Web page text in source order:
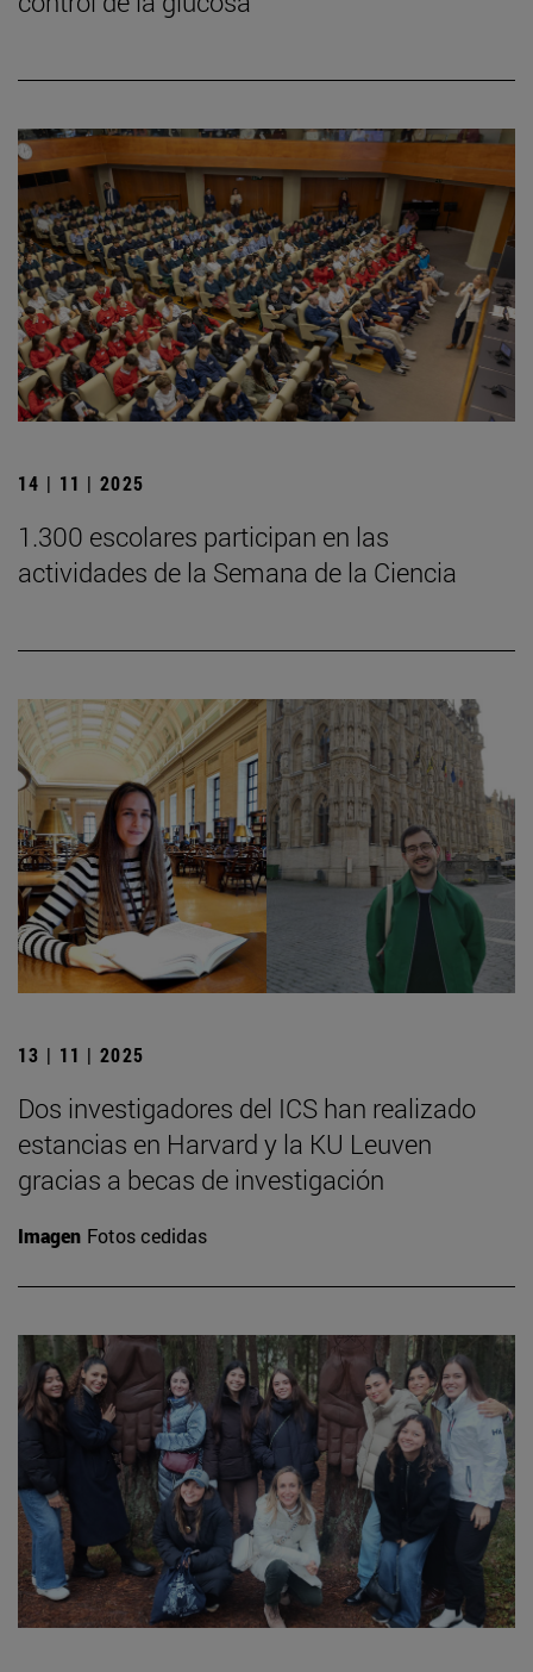
14 | 11 | 2025
1.300 escolares participan en las
actividades de la Semana de la Ciencia
13 | 11 | 2025
Dos investigadores del ICS han realizado
estancias en Harvard y la KU Leuven
gracias a becas de investigación
Imagen Fotos cedidas